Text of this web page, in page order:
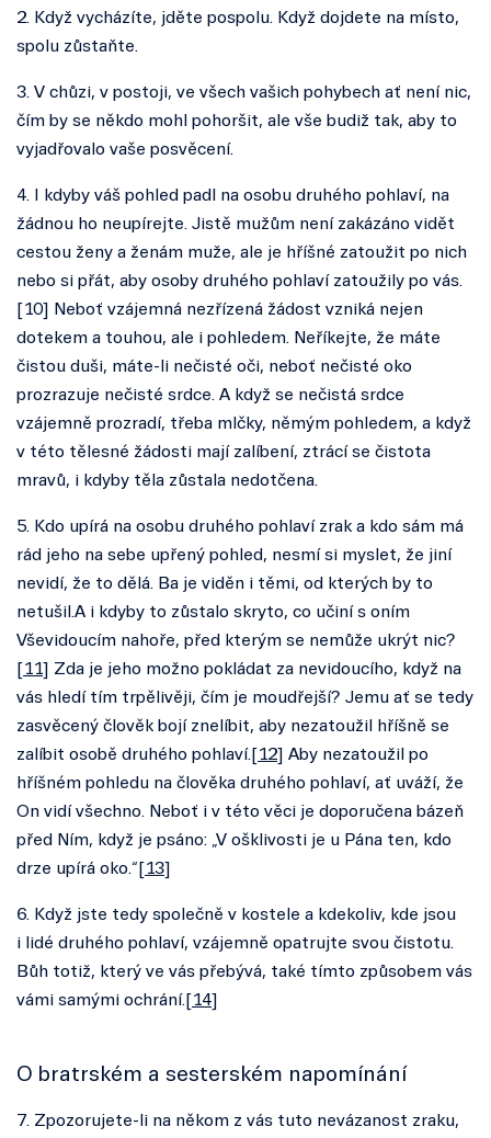
2. Když vycházíte, jděte pospolu. Když dojdete na místo,
spolu zůstaňte.
3. V chůzi, v postoji, ve všech vašich pohybech ať není nic,
čím by se někdo mohl pohoršit, ale vše budiž tak, aby to
vyjadřovalo vaše posvěcení.
4. I kdyby váš pohled padl na osobu druhého pohlaví, na
žádnou ho neupírejte. Jistě mužům není zakázáno vidět
cestou ženy a ženám muže, ale je hříšné zatoužit po nich
nebo si přát, aby osoby druhého pohlaví zatoužily po vás.
[10] Neboť vzájemná nezřízená žádost vzniká nejen
dotekem a touhou, ale i pohledem. Neříkejte, že máte
čistou duši, máte-li nečisté oči, neboť nečisté oko
prozrazuje nečisté srdce. A když se nečistá srdce
vzájemně prozradí, třeba mlčky, němým pohledem, a když
v této tělesné žádosti mají zalíbení, ztrácí se čistota
mravů, i kdyby těla zůstala nedotčena.
5. Kdo upírá na osobu druhého pohlaví zrak a kdo sám má
rád jeho na sebe upřený pohled, nesmí si myslet, že jiní
nevidí, že to dělá. Ba je viděn i těmi, od kterých by to
netušil.A i kdyby to zůstalo skryto, co učiní s oním
Vševidoucím nahoře, před kterým se nemůže ukrýt nic?
11 ] Zda je jeho možno pokládat za nevidoucího, když na
vás hledí tím trpělivěji, čím je moudřejší? Jemu ať se tedy
zasvěcený člověk bojí znelíbit, aby nezatoužil hříšně se
zalíbit osobě druhého pohlaví.[ 12 ] Aby nezatoužil po
hříšném pohledu na člověka druhého pohlaví, ať uváží, že
On vidí všechno. Neboť i v této věci je doporučena bázeň
před Ním, když je psáno: „V ošklivosti je u Pána ten, kdo
drze upírá oko.“[
13
6. Když jste tedy společně v kostele a kdekoliv, kde jsou
i lidé druhého pohlaví, vzájemně opatrujte svou čistotu.
Bůh totiž, který ve vás přebývá, také tímto způsobem vás
vámi samými ochrání.[ 14
O bratrském a sesterském napomínání
7. Zpozorujete-li na někom z vás tuto nevázanost zraku,